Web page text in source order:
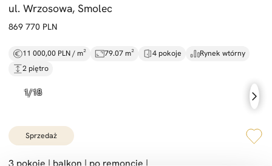
ul. Wrzosowa, Smolec
869 770 PLN
11 000,00 PLN / m² 79.07 m² 4 pokoje
Rynek wtórny
2 piętro
sprzedaż
3 pokoje | balkon | po remoncie |